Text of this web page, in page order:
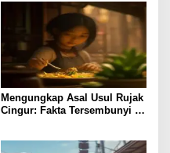
Mengungkap Asal Usul Rujak
Cingur: Fakta Tersembunyi di